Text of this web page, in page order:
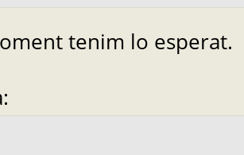
tenim lo esperat.